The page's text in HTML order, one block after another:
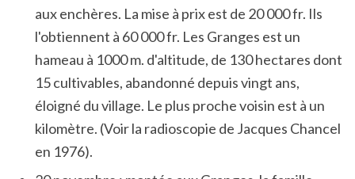
aux enchères. La mise à prix est de 20 000 fr. Ils
l'obtiennent à 60 000 fr. Les Granges est un
hameau à 1000 m. d'altitude, de 130 hectares dont
15 cultivables, abandonné depuis vingt ans,
éloigné du village. Le plus proche voisin est à un
kilomètre. (Voir la radioscopie de Jacques Chancel
en 1976).